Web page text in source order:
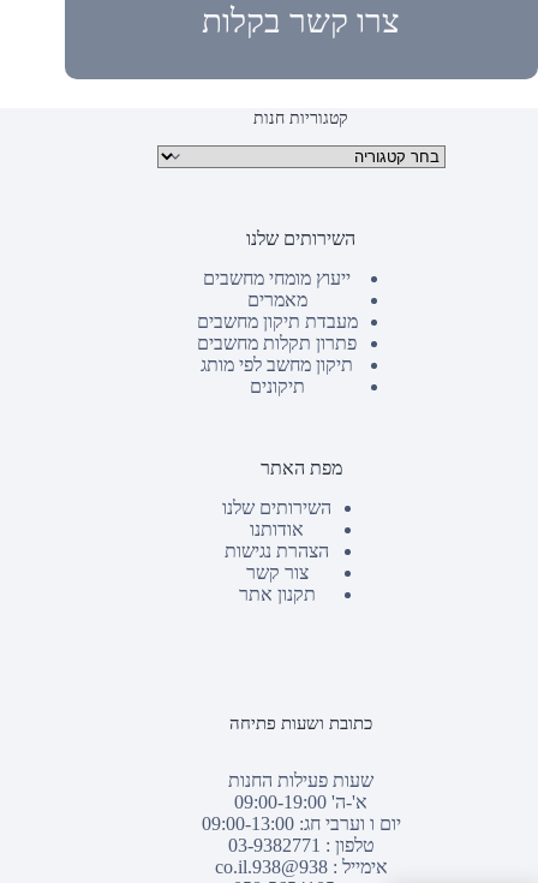
צרו קשר בקלות
קטגוריות חנות
קטגוריות מוצרים
השירותים שלנו
ייעוץ מומחי מחשבים
מאמרים
מעבדת תיקון מחשבים
פתרון תקלות מחשבים
תיקון מחשב לפי מותג
תיקונים
מפת האתר
השירותים שלנו
אודותנו
הצהרת נגישות
צור קשר
תקנון אתר
כתובת ושעות פתיחה
שעות פעילות החנות
א'-ה' 09:00-19:00
יום ו וערבי חג: 09:00-13:00
טלפון : 03-9382771
אימייל :938@938.co.il